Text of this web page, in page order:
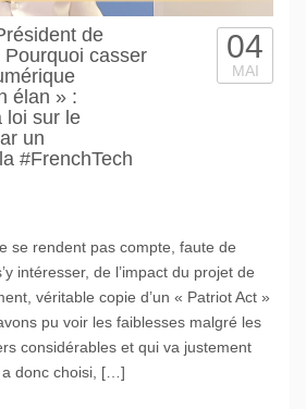
de
casser
élan » :
loi sur le
un
#FrenchTech
04
MAI
se rendent pas compte, faute de
intéresser, de l’impact du projet de
véritable copie d’un « Patriot Act »
pu voir les faiblesses malgré les
considérables et qui va justement
donc choisi, […]